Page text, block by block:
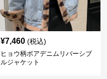
¥7,460 (税込)
ヒョウ柄ボアデニムリバーシブ
ルジャケット